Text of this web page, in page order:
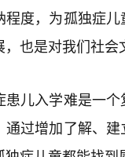
程度，为孤独症
也是对我们社会
患儿入学难是一
通过增加了解、